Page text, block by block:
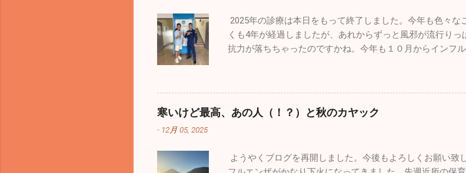
2025年の診療は本日をもって終了しました。今年も色々
くも4年が経過しましたが、あれからずっと風邪が流行り
抗力が落ちちゃったのですかね。今年も１０月からインフ
嘔吐、下痢、腹痛の方が来院されました。来週からは当院
調管理をしっかりやってください。 今年も良いこと悪いこ
はなんと言っても10数年続けていたこのブログが消えてし
ありませんが、大事な大事な財産がなくなってしまい、物
思っています。 一番うれしかったことはこれ！！ 小学校
寒いけど最高、あの人（！？）と秋のカヤック
- 12月 05, 2025
ようやくブログを再開しました。今後もよろしくお願い致